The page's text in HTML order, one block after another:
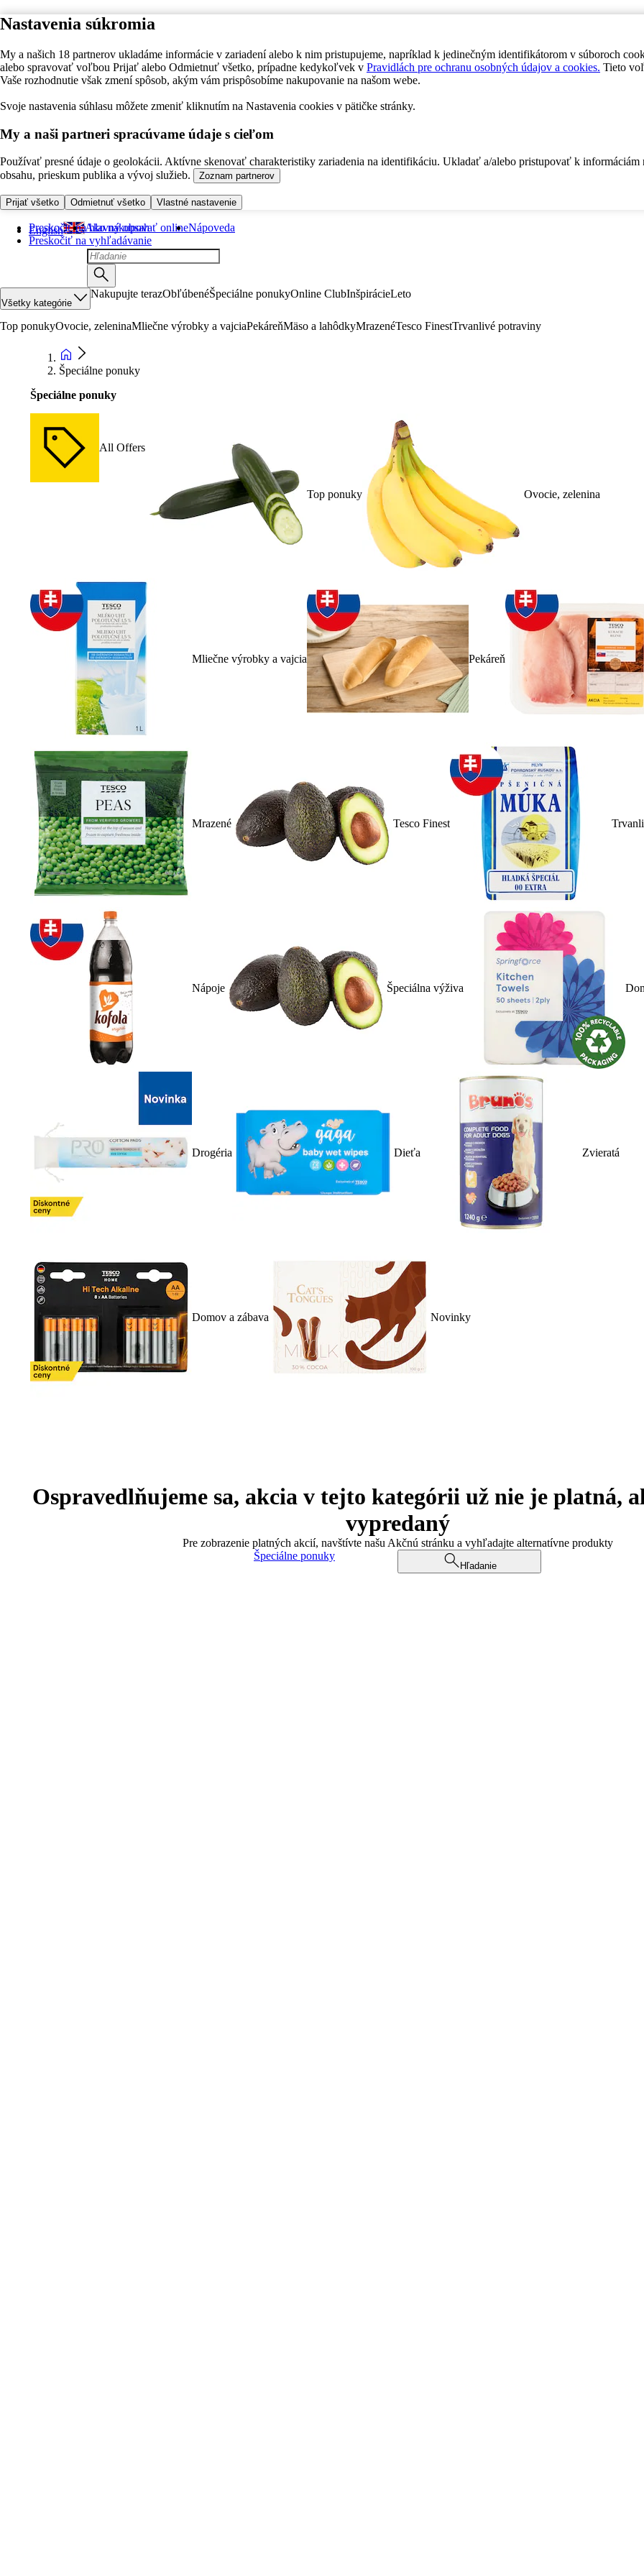
Nastavenia súkromia
My a našich 18 partnerov ukladáme informácie v zariadení alebo k nim pristupujeme, napríklad k jedinečným identifikátorom v súboroch
alebo spravovať voľbou Prijať alebo Odmietnuť všetko, prípadne kedykoľvek v Pravidlách pre ochranu osobných údajov a cookies. Tieto
Vaše rozhodnutie však zmení spôsob, akým vám prispôsobíme nakupovanie na našom webe.
Svoje nastavenia súhlasu môžete zmeniť kliknutím na Nastavenia cookies v pätičke stránky.
My a naši partneri spracúvame údaje s cieľom
Používať presné údaje o geolokácii. Aktívne skenovať charakteristiky zariadenia na identifikáciu. Ukladať a/alebo pristupovať k informáciám
obsahu, prieskum publika a vývoj služieb.
Zoznam partnerov
Prijať všetko Odmietnuť všetko Vlastné nastavenie
Preskočiť na hlavný obsah
Preskočiť na vyhľadávanie
English Ako nakupovať onlineNápoveda
Všetky kategórie
Nakupujte terazObľúbenéŠpeciálne ponukyOnline ClubInšpirácieLeto
Top ponukyOvocie, zeleninaMliečne výrobky a vajciaPekáreňMäso a lahôdkyMrazenéTesco FinestTrvanlivé potraviny
Špeciálne ponuky
Špeciálne ponuky
All Offers
Top ponuky Ovocie, zelenina
Mliečne výrobky a vajcia Pekáreň
Mrazené Tesco Finest
Nápoje Špeciálna výživa
Drogéria Dieťa Zvieratá
Domov a zábava Novinky
Ospravedlňujeme sa, akcia v tejto kategórii už nie je platná,
vypredaný
Pre zobrazenie platných akcií, navštívte našu Akčnú stránku a vyhľadajte alternatívne produkty
Špeciálne ponuky
Hľadanie